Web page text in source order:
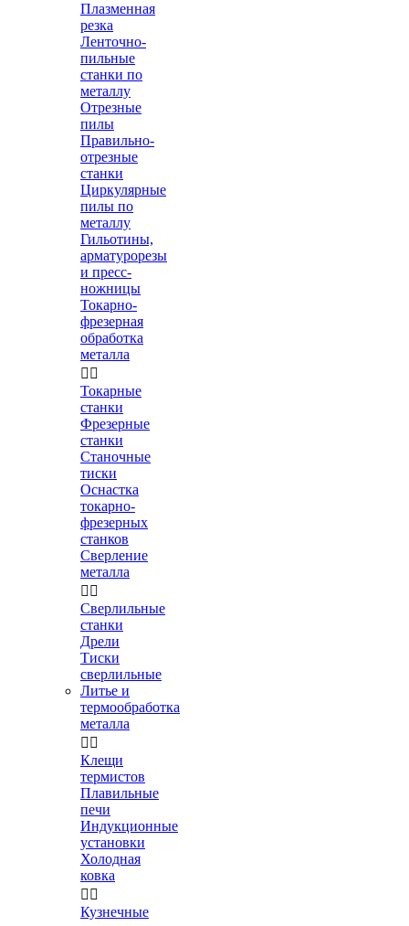
Плазменная
резка
Ленточно-
пильные
станки по
металлу
Отрезные
пилы
Правильно-
отрезные
станки
Циркулярные
пилы по
металлу
Гильотины,
арматурорезы
и пресс-
ножницы
Токарно-
фрезерная
обработка
металла
 
Токарные
станки
Фрезерные
станки
Станочные
тиски
Оснастка
токарно-
фрезерных
станков
Сверление
металла
 
Сверлильные
станки
Дрели
Тиски
сверлильные
Литье и
термообработка
металла
 
Клещи
термистов
Плавильные
печи
Индукционные
установки
Холодная
ковка
 
Кузнечные